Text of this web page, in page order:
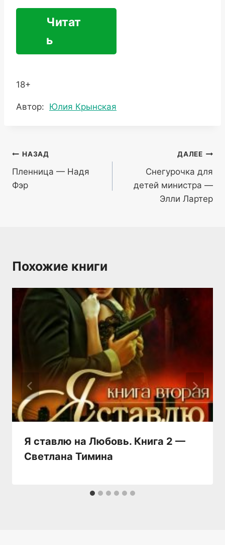
Читат
ь
18+
Метки
Автор: Юлия Крынская
Навигация
по
записям
НАЗАД
Пленница — Надя
Фэр
ДАЛЕЕ
Снегурочка для
детей министра —
Элли Лартер
Похожие книги
Я ставлю на Любовь. Книга 2 —
Светлана Тимина